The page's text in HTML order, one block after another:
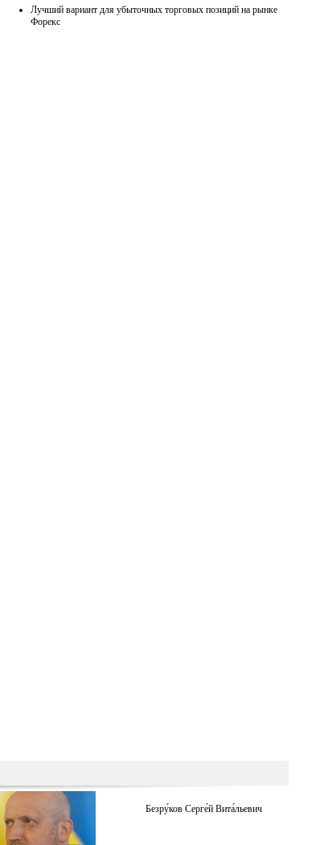
Лучший вариант для убыточных торговых позиций на рынке
Форекс
Безру́ков Серге́й Вита́льевич